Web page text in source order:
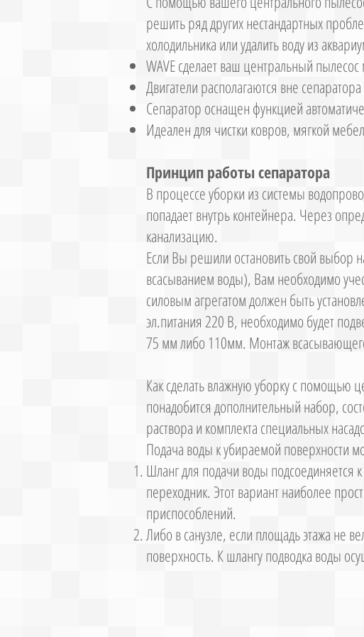
решить ряд других нестандартных
холодильника или удалить воду из
WAVE сделает ваш центральный
Двигатели располагаются вне сепаратора
Сепаратор оснащен функцией
Идеален для чистки ковров, мягкой
Принцип работы сепаратора
В процессе уборки из системы
попадает внутрь контейнера. Через
канализацию.
Если Вы решили остановить свой выбор
всасыванием воды), Вам необходимо
силовым агрегатом должен быть
эл.питания 220 В, необходимо будет
75 мм либо 110мм. Монтаж
Как сделать влажную уборку с помощью
понадобится дополнительный набор,
раствора и комплекта специальных
Подача воды к убираемой поверхности
Шланг для подачи воды подсоединяется
переходник. Этот вариант наиболее
приспособлений.
Либо в санузле, если площадь этажа не
поверхность. К шлангу подводка воды